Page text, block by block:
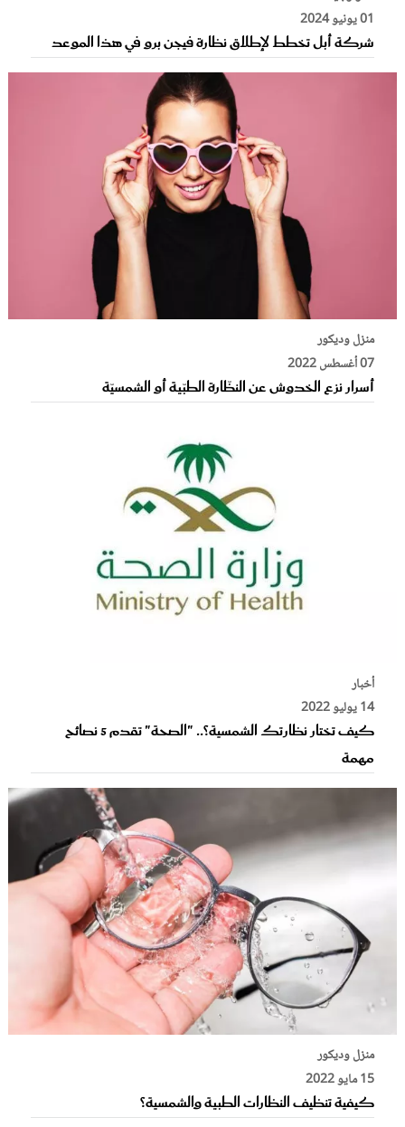
01 يونيو 2024
شركة أبل تخطط لإطلاق نظارة فيجن برو في هذا الموعد
منزل وديكور
07 أغسطس 2022
أسرار نزع الخدوش عن النظّارة الطبّية أو الشمسيّة
أخبار
14 يوليو 2022
كيف تختار نظارتك الشمسية؟.. "الصحة" تقدم 5 نصائح
مهمة
منزل وديكور
15 مايو 2022
كيفية تنظيف النظارات الطبية والشمسية؟